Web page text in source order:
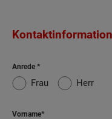
Anrede
Frau Herr
Vorname